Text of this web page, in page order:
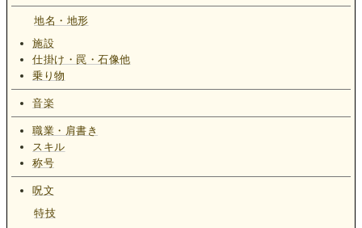
地名・地形
施設
仕掛け・罠・石像他
乗り物
音楽
職業・肩書き
スキル
称号
呪文
特技